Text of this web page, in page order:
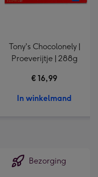
Tony's Chocolonely |
Proeverijtje | 288g
€ 16,99
In winkelmand
Bezorging